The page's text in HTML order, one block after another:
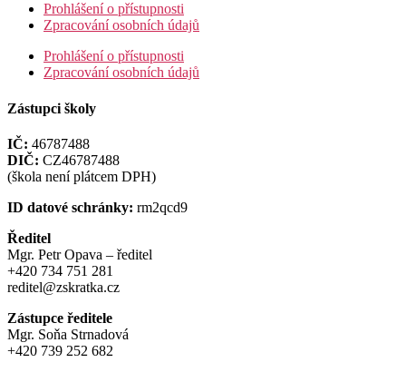
Prohlášení o přístupnosti
Zpracování osobních údajů
Prohlášení o přístupnosti
Zpracování osobních údajů
Zástupci školy
IČ: 46787488
DIČ: CZ46787488
(škola není plátcem DPH)
ID datové schránky: rm2qcd9
Ředitel
Mgr. Petr Opava – ředitel
+420 734 751 281
reditel@zskratka.cz
Zástupce ředitele
Mgr. Soňa Strnadová
+420 739 252 682